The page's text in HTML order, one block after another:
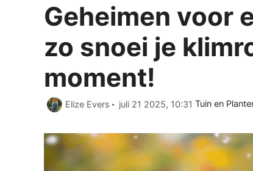
Geheimen voor
zo snoei je
moment!
Elize Evers juli 21 2025, 10:31 Categorieën
Tuin en